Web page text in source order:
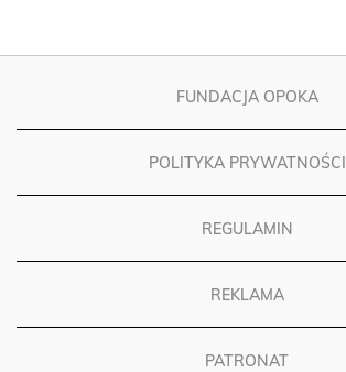
FUNDACJA OPOKA
POLITYKA PRYWATNOŚCI
REGULAMIN
REKLAMA
PATRONAT